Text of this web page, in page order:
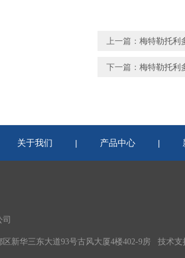
上一篇： 梅特勒托利
下一篇： 梅特勒托利
关于我们 | 产品中心 |
区新华三东大道93号古风大厦4楼402-9房 技术支